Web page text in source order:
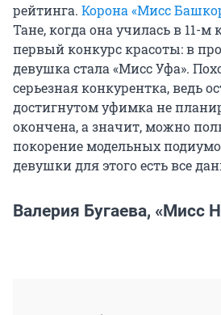
рейтинга. Корона «Мисс
Тане, когда она училась в 11-м
первый конкурс красоты: в
девушка стала «Мисс Уфа».
серьезная конкурентка, ведь
достигнутом уфимка не
окончена, а значит, можно
покорение модельных
девушки для этого есть все
Валерия Бугаева, «Мисс